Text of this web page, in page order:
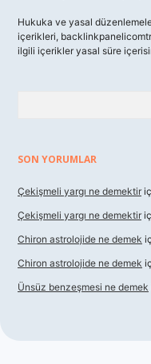
Hukuka ve yasal
içerikleri,
ilgili içerikler yasal süre
SON YORUMLAR
Çekişmeli yargı ne demektir
Çekişmeli yargı ne demektir
Chiron astrolojide ne demek
Chiron astrolojide ne demek
Ünsüz benzeşmesi ne demek